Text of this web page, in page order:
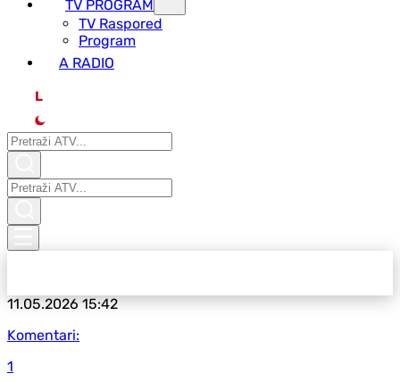
TV PROGRAM
ТV Raspored
Program
A RADIO
L
11.05.202615:42
Komentari:
1